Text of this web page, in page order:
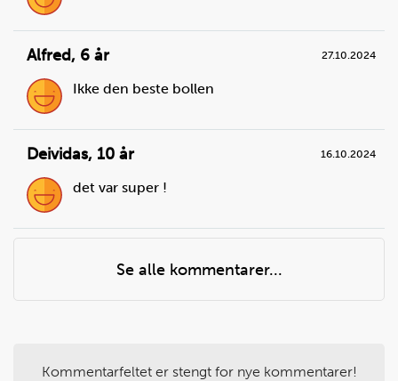
Steg4
Mål opp kardemomme og bakepulver, og ha det i
Alfred, 6 år 27.10.2024
Ikke den beste bollen
Deividas, 10 år 16.10.2024
det var super !
Se alle kommentarer...
Kommentarfeltet er stengt for nye kommentarer!